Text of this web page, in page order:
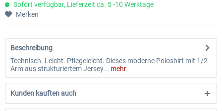
Sofort verfügbar, Lieferzeit ca. 5 -10 Werktage
Merken
Beschreibung
Technisch. Leicht. Pflegeleicht. Dieses moderne Poloshirt mit 1/2-
Arm aus strukturiertem Jersey... mehr
Kunden kauften auch